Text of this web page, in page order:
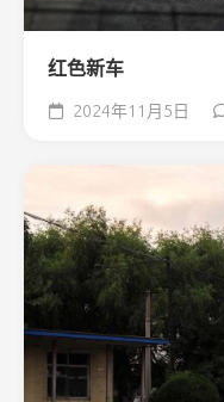
红色新车
2024年11月5日